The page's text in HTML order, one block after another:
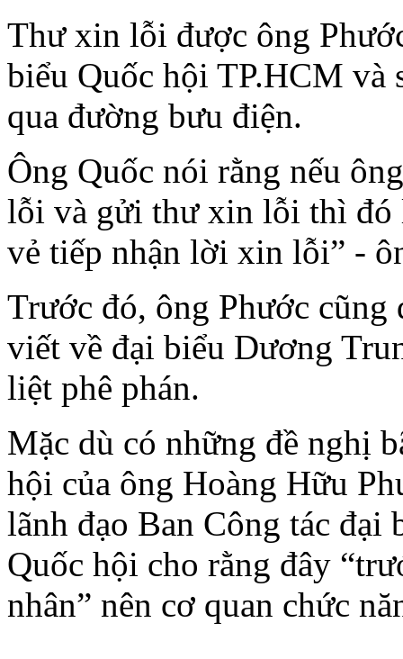
Thư xin lỗi được ông
biểu Quốc hội TP.HCM và
qua đường bưu điện.
Ông Quốc nói rằng nếu
lỗi và gửi thư xin lỗi thì đó
vẻ tiếp nhận lời xin lỗi” -
Trước đó, ông Phước cũng
viết về đại biểu Dương
liệt phê phán.
Mặc dù có những đề nghị
hội của ông Hoàng Hữu
lãnh đạo Ban Công tác
Quốc hội cho rằng đây
nhân” nên cơ quan chức